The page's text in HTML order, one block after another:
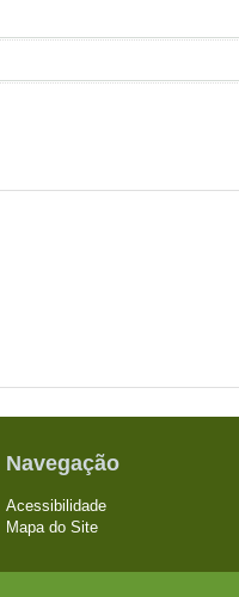
Navegação
Acessibilidade
Mapa do Site